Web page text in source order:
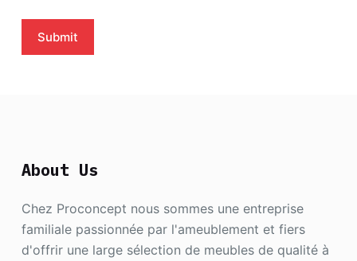
Submit
About Us
Chez Proconcept nous sommes une entreprise
familiale passionnée par l'ameublement et fiers
d'offrir une large sélection de meubles de qualité à